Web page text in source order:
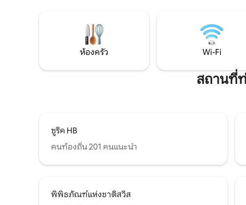
ห้องครัว Wi-Fi
สถานที่
ซูริค HB
คนท้องถิ่น 201 คนแนะนำ
พิพิธภัณฑ์แห่งชาติสวิส